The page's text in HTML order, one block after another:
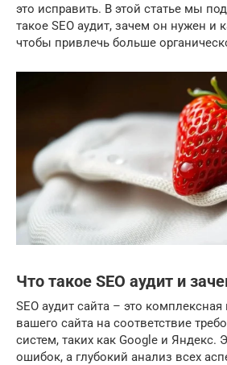
это исправить. В этой статье мы
такое SEO аудит, зачем он нужен и
чтобы привлечь больше
Что такое SEO аудит и
SEO аудит сайта – это
вашего сайта на соответствие
систем, таких как Google и Яндекс.
ошибок, а глубокий анализ всех